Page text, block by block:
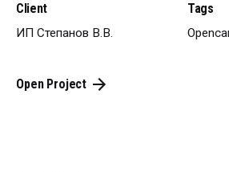
Client
ИП Степанов В.В.
Tags
Open Project